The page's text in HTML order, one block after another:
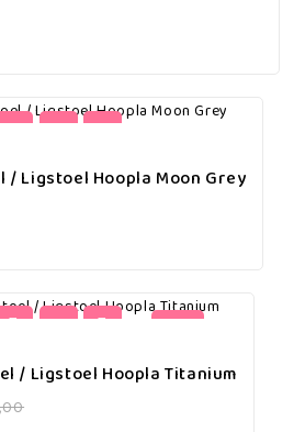
/ Ligstoel Hoopla Moon Grey
-11%
/ Ligstoel Hoopla Titanium